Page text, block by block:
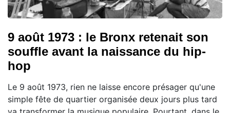
9 août 1973 : le Bronx retenait son
souffle avant la naissance du hip-
hop
Le 9 août 1973, rien ne laisse encore présager qu'une
simple fête de quartier organisée deux jours plus tard